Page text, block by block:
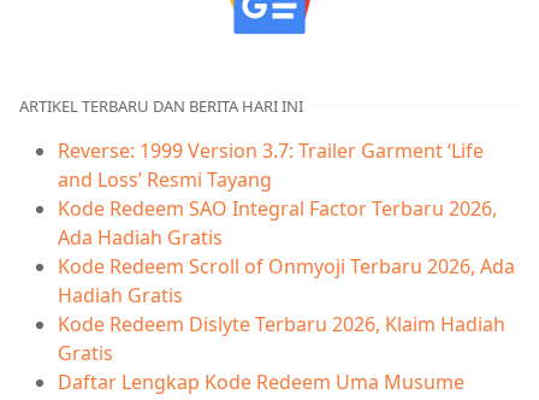
ARTIKEL TERBARU DAN BERITA HARI INI
Reverse: 1999 Version 3.7: Trailer Garment ‘Life
and Loss’ Resmi Tayang
Kode Redeem SAO Integral Factor Terbaru 2026,
Ada Hadiah Gratis
Kode Redeem Scroll of Onmyoji Terbaru 2026, Ada
Hadiah Gratis
Kode Redeem Dislyte Terbaru 2026, Klaim Hadiah
Gratis
Daftar Lengkap Kode Redeem Uma Musume